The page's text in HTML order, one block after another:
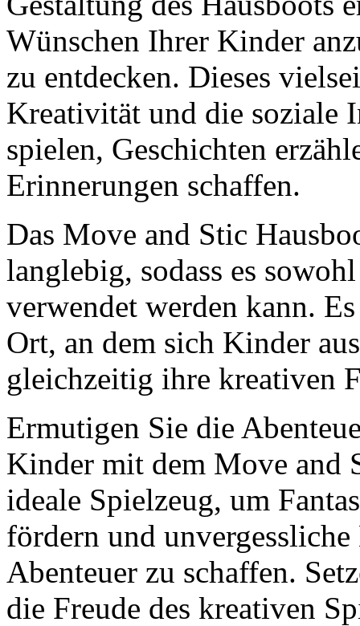
Wünschen Ihrer Kinder
zu entdecken. Dieses
Kreativität und die soziale
spielen, Geschichten
Erinnerungen schaffen.
Das Move and Stic
langlebig, sodass es
verwendet werden kann.
Ort, an dem sich Kinder
gleichzeitig ihre kreativen
Ermutigen Sie die
Kinder mit dem Move and
ideale Spielzeug, um
fördern und
Abenteuer zu schaffen.
die Freude des kreativen